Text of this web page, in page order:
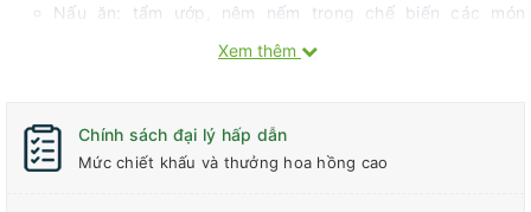
Nấu ăn: tẩm ướp, nêm nếm trong chế biến các món
nướng, món xào, món kho; nguyên liệu để nấu chè, làm
Xem thêm
Chính sách đại lý hấp dẫn
Mức chiết khấu và thưởng hoa hồng cao